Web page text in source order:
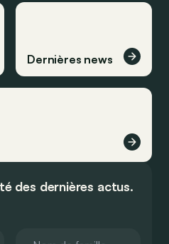
Dernières news
des dernières actus.